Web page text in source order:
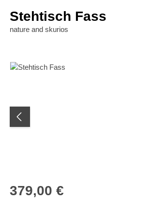
Stehtisch Fass
nature and skurios
Bildergalerie überspringen
Regulärer Preis:
379,00 €